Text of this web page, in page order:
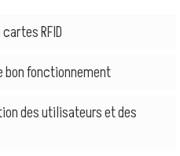
RFID
bon fonctionnement
des utilisateurs et des